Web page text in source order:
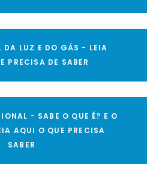
DA LUZ E DO GÁS - LEIA
PRECISA DE SABER
- SABE O QUE É? E O
AQUI O QUE PRECISA
SABER